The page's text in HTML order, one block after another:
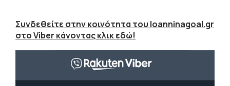
Συνδεθείτε στην κοινότητα του Ioanninagoal.gr
στο Viber κάνοντας κλικ εδώ!